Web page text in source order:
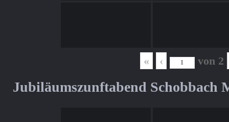
« ‹ von 2
Jubiläumszunftabend Schobbach